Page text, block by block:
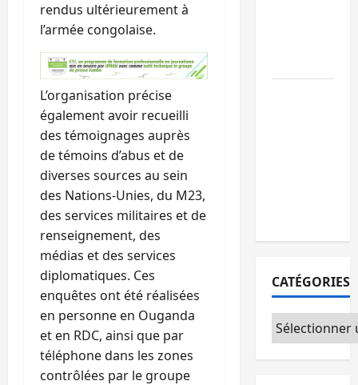
rendus ultérieurement à
l’armée congolaise.
L’organisation précise
également avoir recueilli
des témoignages auprès
de témoins d’abus et de
diverses sources au sein
des Nations-Unies, du M23,
des services militaires et de
renseignement, des
médias et des services
diplomatiques. Ces
enquêtes ont été réalisées
en personne en Ouganda
et en RDC, ainsi que par
téléphone dans les zones
contrôlées par le groupe
CATÉGORIES
Catégories